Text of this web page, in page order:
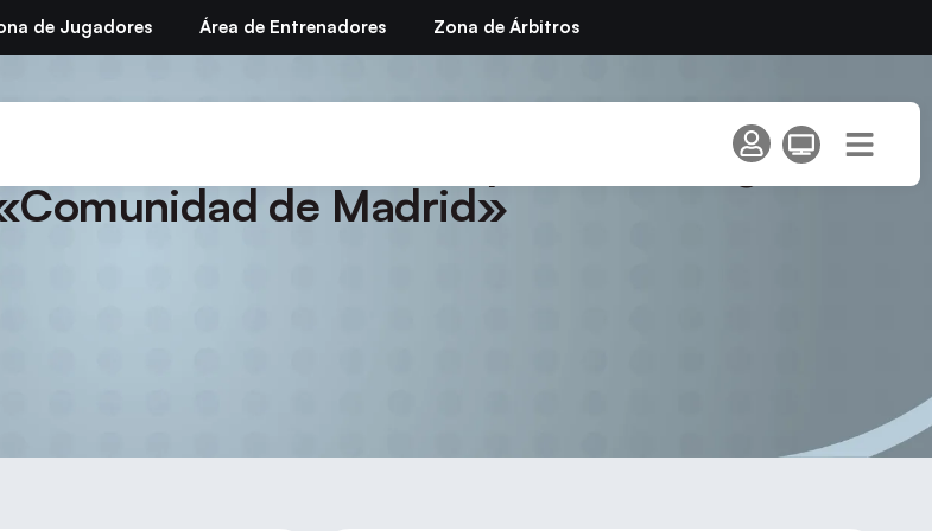
de Jugadores Área de Entrenadores Zona de Árbitros
Fuenlabrada» – I Open de Categorías
de Madrid»